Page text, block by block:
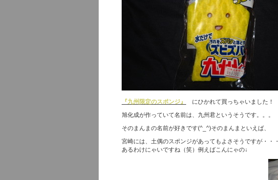
『九州限定のスポンジ』
にひかれて買っちゃいました！
旭化成が作っていて名前は、九州君というそうです。。。
そのまんまの名前が好きです(^_^)そのまんまといえば、
宮崎には、土偶のスポンジがあってもよさそうですが・・・
あるわけにゃいですね（笑）例えばこんにゃの↓